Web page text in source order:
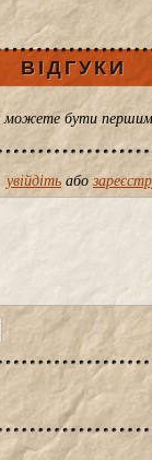
ВІДГУКИ
можете бути
увійдіть або